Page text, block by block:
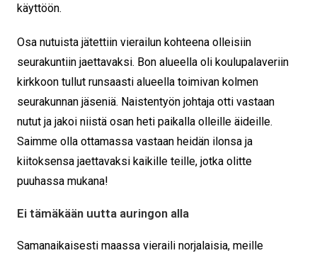
käyttöön.
Osa nutuista jätettiin vierailun kohteena olleisiin
seurakuntiin jaettavaksi. Bon alueella oli koulupalaveriin
kirkkoon tullut runsaasti alueella toimivan kolmen
seurakunnan jäseniä. Naistentyön johtaja otti vastaan
nutut ja jakoi niistä osan heti paikalla olleille äideille.
Saimme olla ottamassa vastaan heidän ilonsa ja
kiitoksensa jaettavaksi kaikille teille, jotka olitte
puuhassa mukana!
Ei tämäkään uutta auringon alla
Samanaikaisesti maassa vieraili norjalaisia, meille